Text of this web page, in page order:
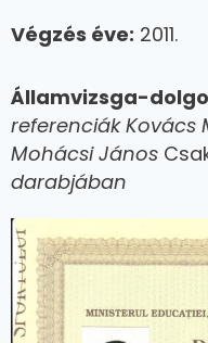
Végzés éve: 2011.
Államvizsga-
referenciák Kovács
Mohácsi János
darabjában